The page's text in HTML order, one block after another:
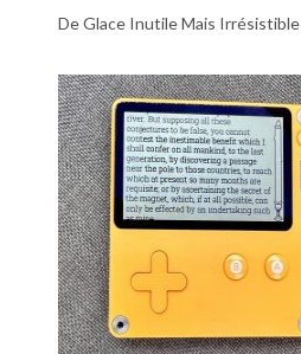
De Glace Inutile Mais Irrésistible